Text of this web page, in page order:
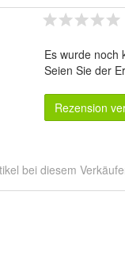
Es wurde noch
Seien Sie der
Rezension
bei diesem